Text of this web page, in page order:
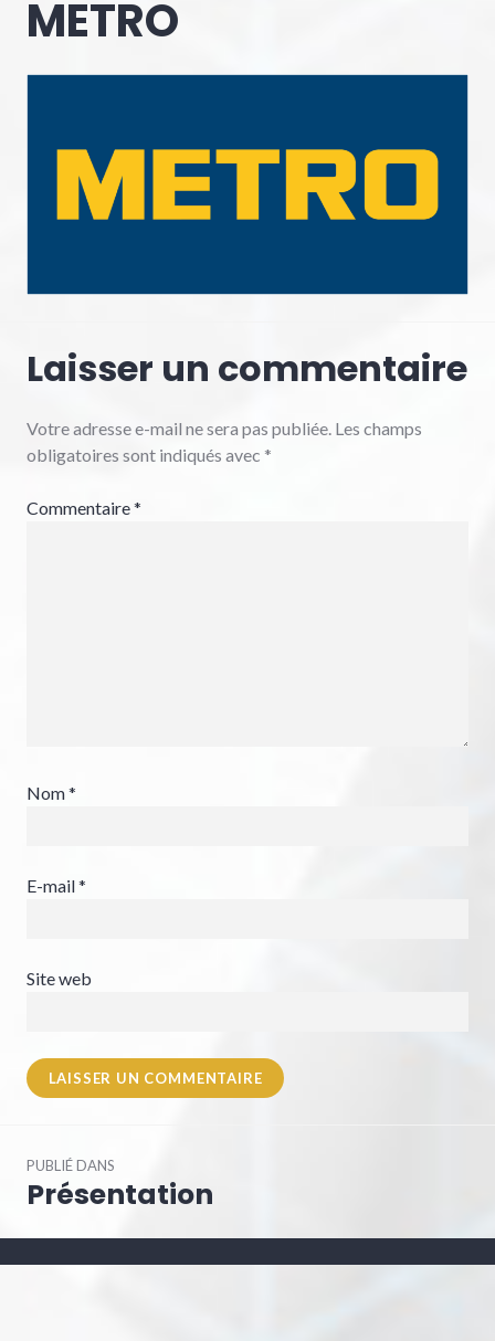
METRO
Laisser un commentaire
Votre adresse e-mail ne sera pas publiée. Les champs
obligatoires sont indiqués avec *
Commentaire*
Nom*
E-mail*
Site web
dePUBLIÉ DANS
Présentation